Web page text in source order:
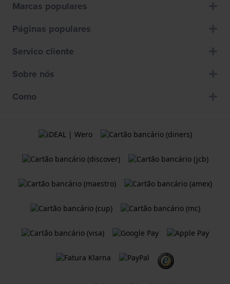
Marcas populares
Páginas populares
Servico cliente
Sobre nós
Como